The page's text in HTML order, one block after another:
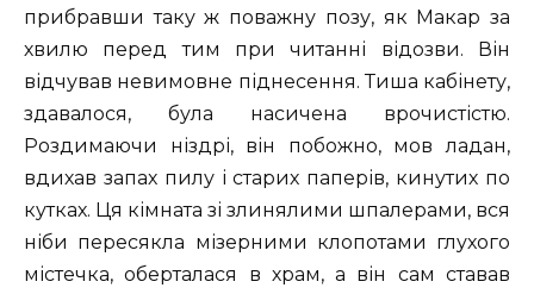
прибравши таку ж поважну позу, як Макар за
хвилю перед тим при читанні відозви. Він
відчував невимовне піднесення. Тиша кабінету,
здавалося, була насичена врочистістю.
Роздимаючи ніздрі, він побожно, мов ладан,
вдихав запах пилу і старих паперів, кинутих по
кутках. Ця кімната зі злинялими шпалерами, вся
ніби пересякла мізерними клопотами глухого
містечка, оберталася в храм, а він сам ставав